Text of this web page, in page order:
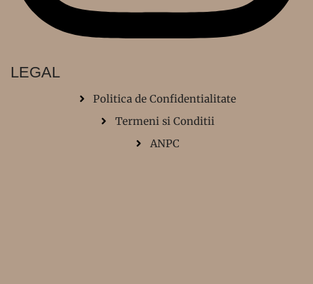
LEGAL
Politica de Confidentialitate
Termeni si Conditii
ANPC